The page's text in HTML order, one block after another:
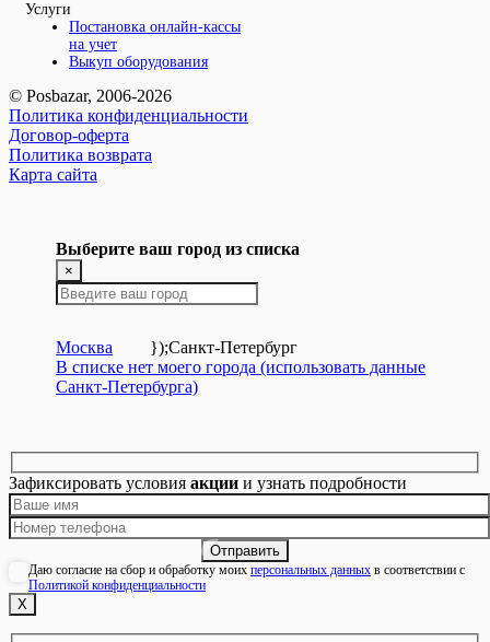
Услуги
Постановка онлайн-кассы
на учет
Выкуп оборудования
© Posbazar, 2006-2026
Политика конфиденциальности
Договор-оферта
Политика возврата
Карта сайта
Выберите ваш город из списка
×
Москва });Санкт-Петербург
В списке нет моего города (использовать данные
Санкт-Петербурга)
Зафиксировать условия акции и узнать подробности
Даю согласие на сбор и обработку моих персональных данных в соответствии с
Политикой конфиденциальности
Х